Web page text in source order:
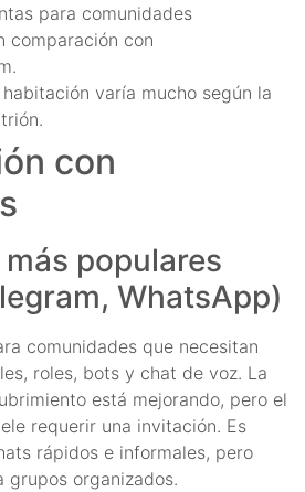
para comunidades
comparación con
varía mucho según la
con
populares
WhatsApp)
comunidades que necesitan
roles, bots y chat de voz. La
está mejorando, pero el
requerir una invitación. Es
rápidos e informales, pero
grupos organizados.